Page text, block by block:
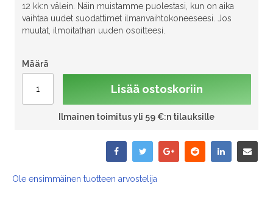
12 kk:n välein. Näin muistamme puolestasi, kun on aika
vaihtaa uudet suodattimet ilmanvaihtokoneeseesi. Jos
muutat, ilmoitathan uuden osoitteesi.
Määrä
Lisää ostoskoriin
Ilmainen toimitus yli 59 €:n tilauksille
Ole ensimmäinen tuotteen arvostelija